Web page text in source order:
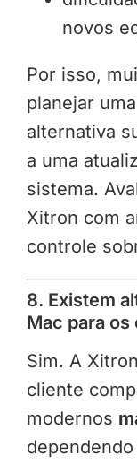
novos
Por isso,
planejar
alternativa
a uma
sistema.
Xitron com
controle
8. Existem
Mac para os
Sim. A
cliente
modernos